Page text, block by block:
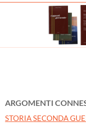
ARGOMENTI
STORIA SECONDA